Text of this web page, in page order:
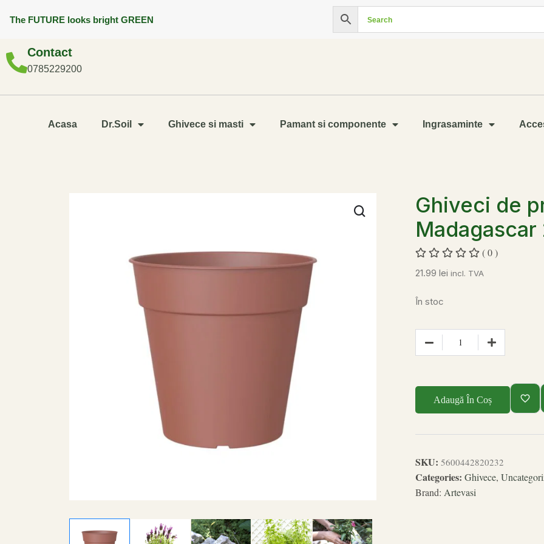
The FUTURE looks bright GREEN
Contact
0785229200
Acasa Dr.Soil Ghivece si masti Pamant si componente Ingrasaminte
Ghiveci de
( 0 )
21.99 lei incl. TVA
În stoc
Adaugă În Coș
SKU: 5600442820232
Categories: Ghivece,
Brand: Artevasi